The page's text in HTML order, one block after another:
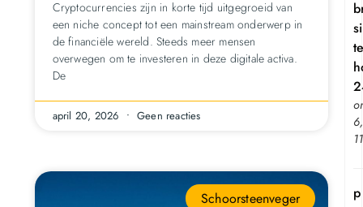
Cryptocurrencies zijn in korte tijd uitgegroeid van
een niche concept tot een mainstream onderwerp in
de financiële wereld. Steeds meer mensen
overwegen om te investeren in deze digitale activa.
De
april 20, 2026 Geen reacties
Schoorsteenveger